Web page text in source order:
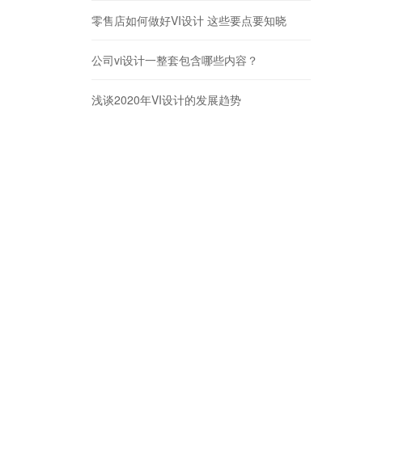
零售店如何做好VI设计 这些要点要知晓
公司vi设计一整套包含哪些内容？
浅谈2020年VI设计的发展趋势